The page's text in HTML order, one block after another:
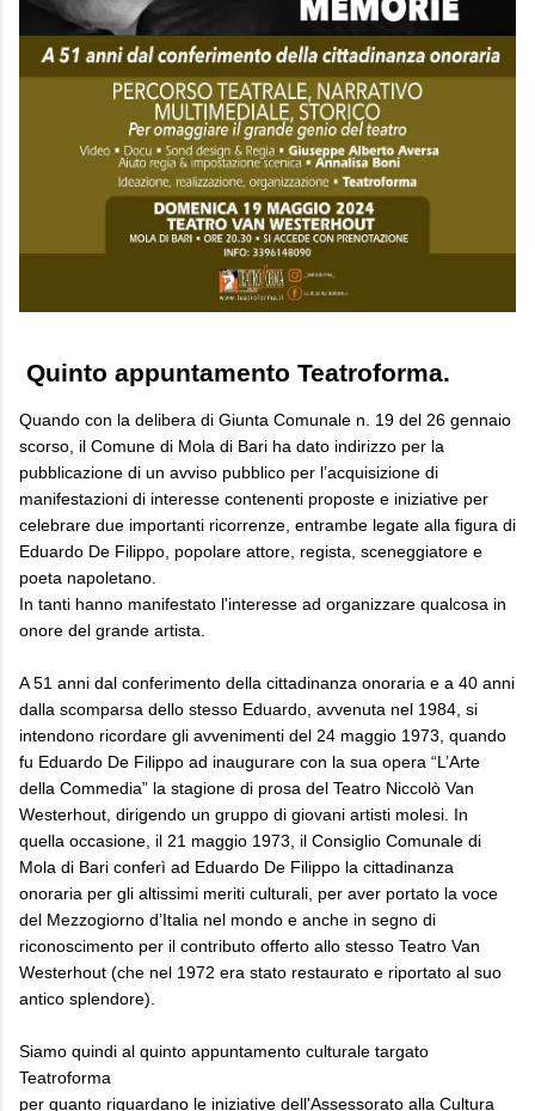
Quinto appuntamento Teatroforma.
Quando con la delibera di Giunta Comunale n. 19 del 26 gennaio
scorso, il Comune di Mola di Bari ha dato indirizzo per la
pubblicazione di un avviso pubblico per l’acquisizione di
manifestazioni di interesse contenenti proposte e iniziative per
celebrare due importanti ricorrenze, entrambe legate alla figura di
Eduardo De Filippo, popolare attore, regista, sceneggiatore e
poeta napoletano.
In tanti hanno manifestato l'interesse ad organizzare qualcosa in
onore del grande artista.
A 51 anni dal conferimento della cittadinanza onoraria e a 40 anni
dalla scomparsa dello stesso Eduardo, avvenuta nel 1984, si
intendono ricordare gli avvenimenti del 24 maggio 1973, quando
fu Eduardo De Filippo ad inaugurare con la sua opera “L’Arte
della Commedia” la stagione di prosa del Teatro Niccolò Van
Westerhout, dirigendo un gruppo di giovani artisti molesi. In
quella occasione, il 21 maggio 1973, il Consiglio Comunale di
Mola di Bari conferì ad Eduardo De Filippo la cittadinanza
onoraria per gli altissimi meriti culturali, per aver portato la voce
del Mezzogiorno d’Italia nel mondo e anche in segno di
riconoscimento per il contributo offerto allo stesso Teatro Van
Westerhout (che nel 1972 era stato restaurato e riportato al suo
antico splendore).
Siamo quindi al quinto appuntamento culturale targato
Teatroforma
per quanto riguardano le iniziative dell'Assessorato alla Cultura